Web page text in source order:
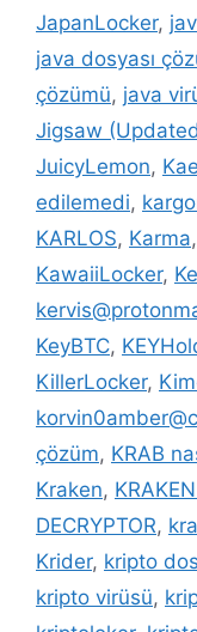
JapanLocker,
java dosyası
çözümü, java
Jigsaw
JuicyLemon,
edilemedi,
KARLOS, Karma,
KawaiiLocker,
KeyBTC,
KillerLocker,
çözüm, KRAB
Kraken,
DECRYPTOR,
Krider, kripto
kripto virüsü,